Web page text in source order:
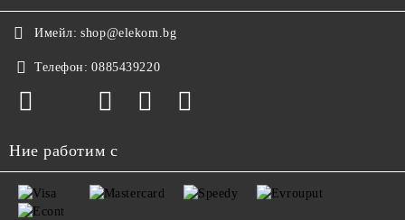
Имейл: shop@elekom.bg
Телефон: 0885439220
Ние работим с